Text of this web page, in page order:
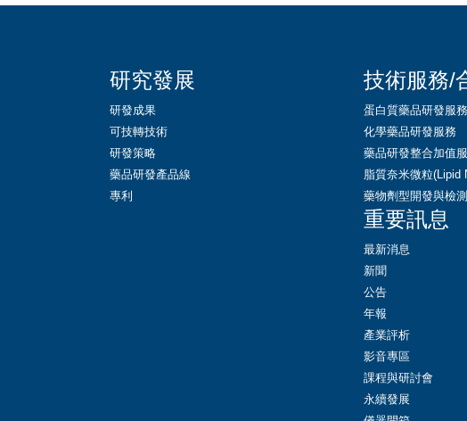
研究發展
研發成果
可技轉技術
研發策略
藥品研發產品線
專利
技術服務/
蛋白質藥品研發服務
化學藥品研發服務
藥品研發整合加值
脂質奈米微粒(Lipid
藥物劑型開發與檢測
重要訊息
最新消息
新聞
公告
年報
產業評析
影音專區
課程與研討會
永續發展